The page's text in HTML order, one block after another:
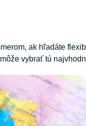
ak hľadáte
vybrať tú